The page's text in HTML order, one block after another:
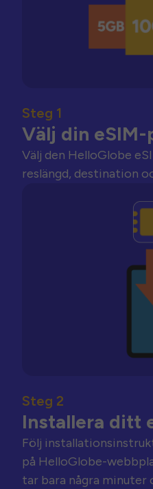
Steg 1
Välj din eSIM-
Välj den HelloGlobe
reslängd, destination
Steg 2
Installera ditt
Följ
på HelloGlobe-
tar bara några